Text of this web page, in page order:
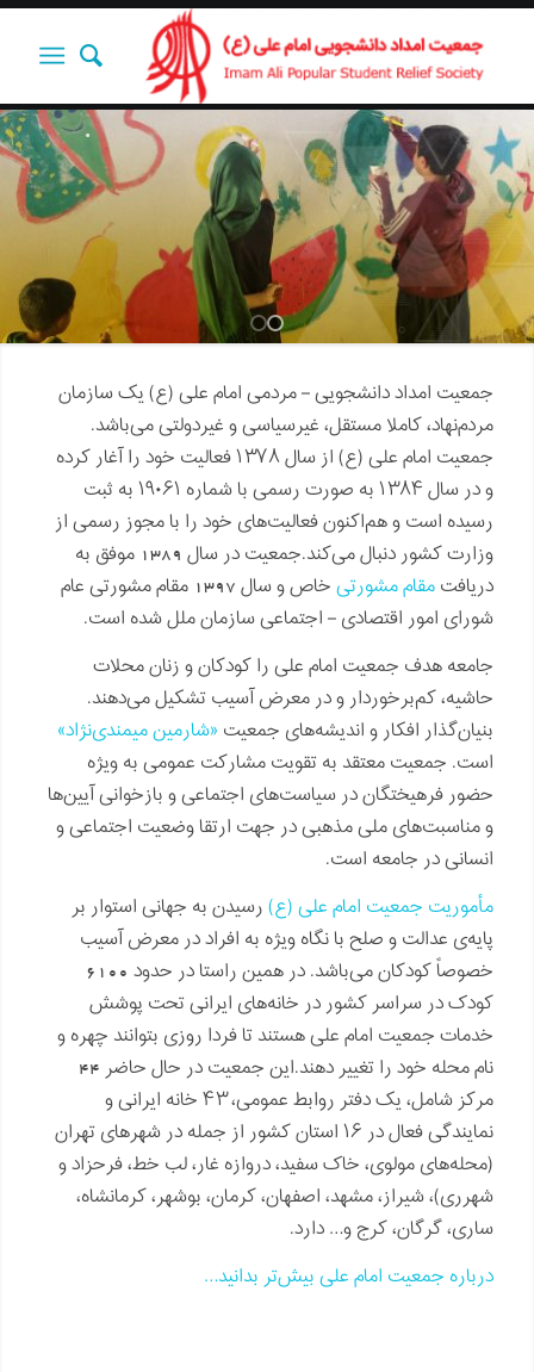
خانه‌های ایرانی
جمعیت امداد دانشجویی – مردمی امام علی (ع) یک سازمان
مردم‌نهاد، کاملا مستقل، غیرسیاسی و غیردولتی می‌باشد.
جمعیت امام علی (ع) از سال ۱۳۷۸ فعالیت خود را آغار کرده
و در سال ۱۳۸۴ به صورت رسمی با شماره ۱۹۰۶۱ به ثبت
رسیده است و هم‌اکنون فعالیت‌های خود را با مجوز رسمی از
وزارت کشور دنبال می‌کند.جمعیت در سال 1389 موفق به
دریافتمقام مشورتی
خاص و سال 1397 مقام مشورتی عام
شورای امور اقتصادی – اجتماعی سازمان ملل شده است.
جامعه هدف جمعیت امام علی را کودکان و زنان محلات
حاشیه، کم‌برخوردار و در معرض آسیب تشکیل می‌دهند.
بنیان‌گذار افکار و اندیشه‌های جمعیت «شارمین میمندی‌نژاد»
است. جمعیت معتقد به تقویت مشارکت عمومی به ویژه
حضور فرهیختگان در سیاست‌های اجتماعی و بازخوانی آیین‌ها
و مناسبت‌های ملی مذهبی در جهت ارتقا وضعیت اجتماعی و
انسانی در جامعه است.
مأموریت جمعیت امام علی (ع)رسیدن به جهانی استوار بر
پایه‌ی عدالت و صلح با نگاه ویژه به افراد در معرض آسیب
خصوصاً کودکان می‌باشد. در همین راستا در حدود 6100
کودک در سراسر کشور در خانه‌های ایرانی تحت پوشش
خدمات جمعیت امام علی هستند تا فردا روزی بتوانند چهره و
نام محله خود را تغییر دهند.این جمعیت در حال حاضر 44
مرکز شامل، یک دفتر روابط عمومی، ۴۳ خانه ایرانی و
نمایندگی فعال در ۱۶ استان کشور از جمله در شهرهای تهران
(محله‌های مولوی، خاک سفید، دروازه غار، لب خط، فرحزاد و
شهرری)، شیراز، مشهد، اصفهان، کرمان، بوشهر، کرمانشاه،
ساری، گرگان، کرج و… دارد.
درباره جمعیت امام علی بیش‌تر بدانید…